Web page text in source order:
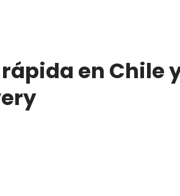
en Chile